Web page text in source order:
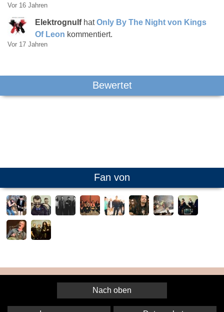
Vor 16 Jahren
ElektrognulfhatOnly By The Night von Kings
Of Leon kommentiert.
Vor 17 Jahren
Bewertet
Fan von
Nach oben